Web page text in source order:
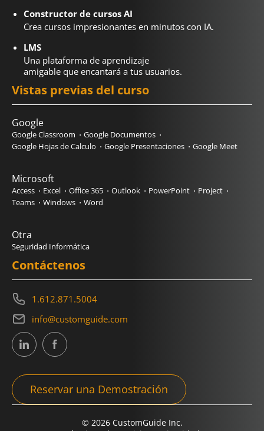
Constructor de cursos AI
Crea cursos impresionantes en minutos con IA.
LMS
Una plataforma de aprendizaje
amigable que encantará a tus usuarios.
Vistas previas del curso
Google
Google Classroom
Google Documentos
Google Hojas de Calculo
Google Presentaciones Google Meet
Microsoft
Access Excel Office 365 Outlook PowerPoint
Project
Teams
Windows Word
Otra
Seguridad Informática
Contáctenos
1.612.871.5004
info@customguide.com
Reservar una Demostración
© 2026 CustomGuide Inc.